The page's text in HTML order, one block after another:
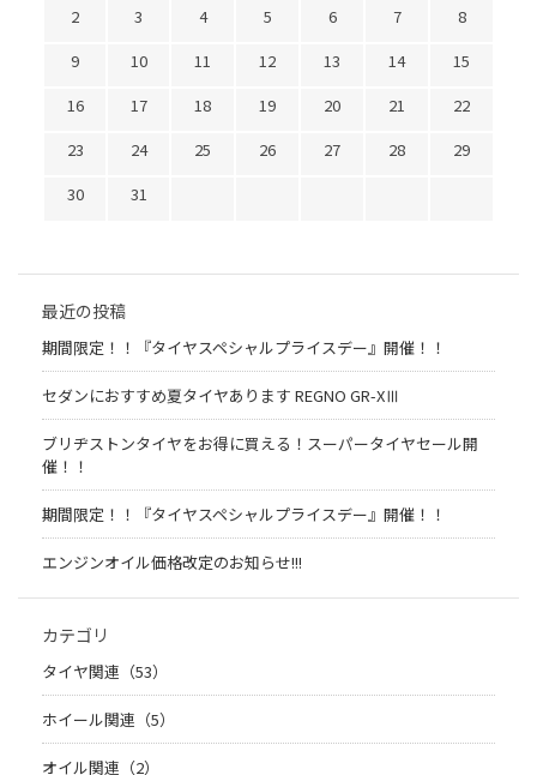
2
3 4 5 6 7
8
9
10 11 12 13 14
15
16
17 18 19 20 21
22
23
24 25 26 27 28
29
30
31
最近の投稿
期間限定！！『タイヤスペシャルプライスデー』開催！！
セダンにおすすめ夏タイヤあります REGNO GR-XⅢ
ブリヂストンタイヤをお得に買える！スーパータイヤセール開
催！！
期間限定！！『タイヤスペシャルプライスデー』開催！！
エンジンオイル価格改定のお知らせ!!!
カテゴリ
タイヤ関連（53）
ホイール関連（5）
オイル関連（2）